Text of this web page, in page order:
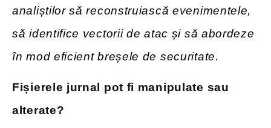
analiștilor să reconstruiască evenimentele,
să identifice vectorii de atac și să abordeze
în mod eficient breșele de securitate.
Fișierele jurnal pot fi manipulate sau
alterate?